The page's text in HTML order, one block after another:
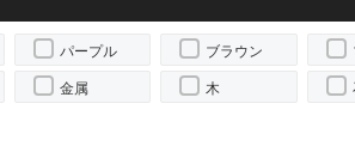
パープル ブラウン
金属 木